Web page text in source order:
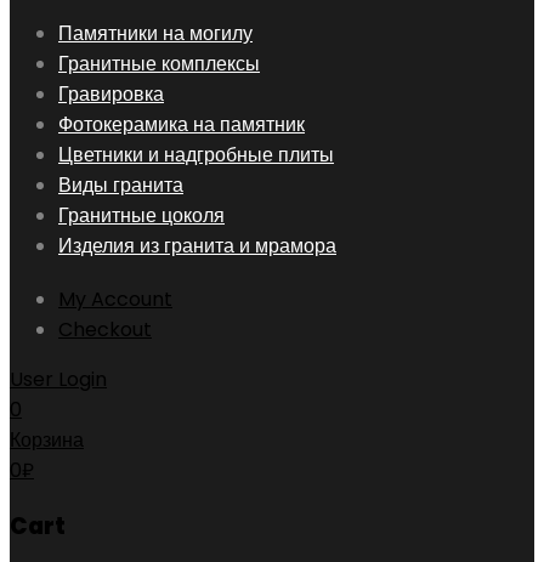
Skip
content
Памятники на могилу
Гранитные комплексы
Гравировка
Фотокерамика на памятник
Цветники и надгробные плиты
Виды гранита
Гранитные цоколя
Изделия из гранита и мрамора
My Account
Checkout
User Login
0
Корзина
0₽
Cart